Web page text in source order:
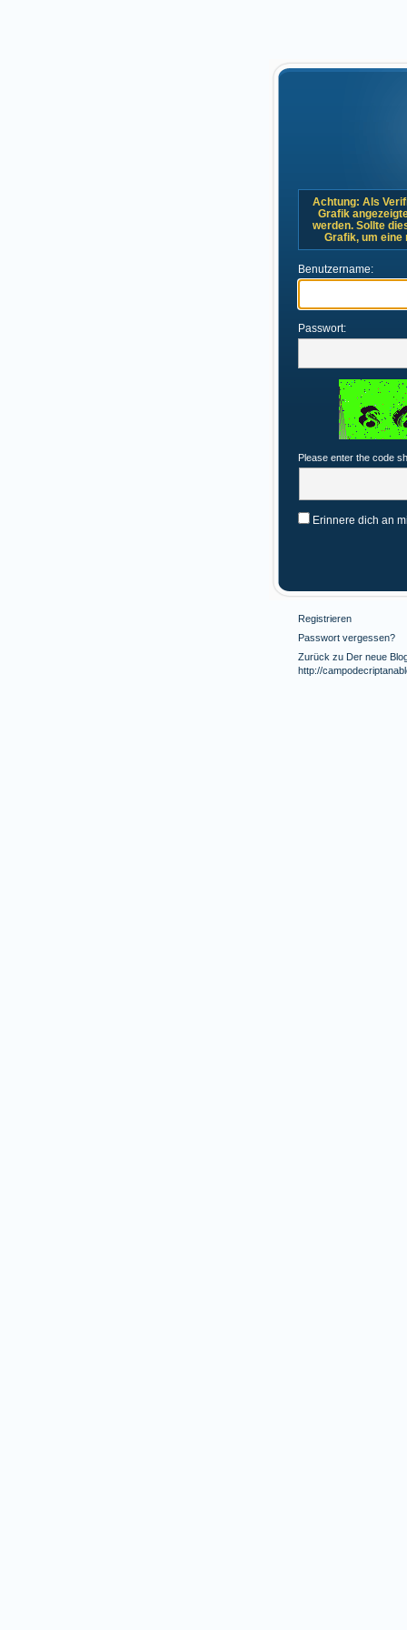
Achtung: Als
Grafik
werden. Sollte
Grafik, um eine
Benutzername:
Passwort:
Please enter the code
Erinnere dich an
Registrieren
Passwort vergessen?
Zurück zu Der neue
http://